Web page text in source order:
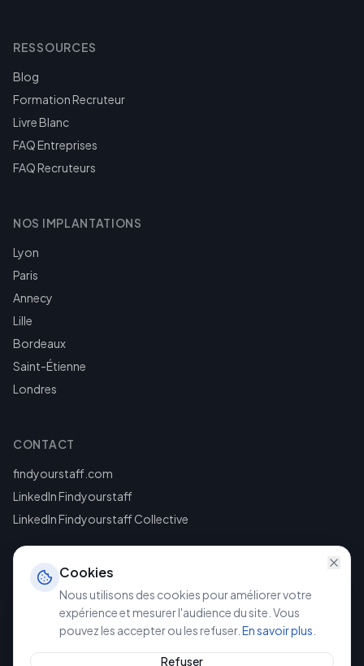
RESSOURCES
Blog
Formation Recruteur
Livre Blanc
FAQ Entreprises
FAQ Recruteurs
NOS IMPLANTATIONS
Lyon
Paris
Annecy
Lille
Bordeaux
Saint-Étienne
Londres
CONTACT
findyourstaff.com
LinkedIn Findyourstaff
LinkedIn Findyourstaff Collective
©2026Findyourstaff. Tous droits réservés.
Politique de confidentialité
Cookies
Nous utilisons des cookies pour améliorer votre
expérience et mesurer l'audience du site. Vous
pouvez les accepter ou les refuser. En savoir plus
Refuser